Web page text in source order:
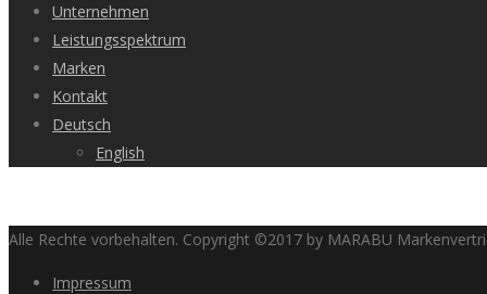
Unternehmen
Leistungsspektrum
Marken
Kontakt
Deutsch
English
Alle Rechte vorbehalten. Copyright ©2017 by MARABU
Impressum